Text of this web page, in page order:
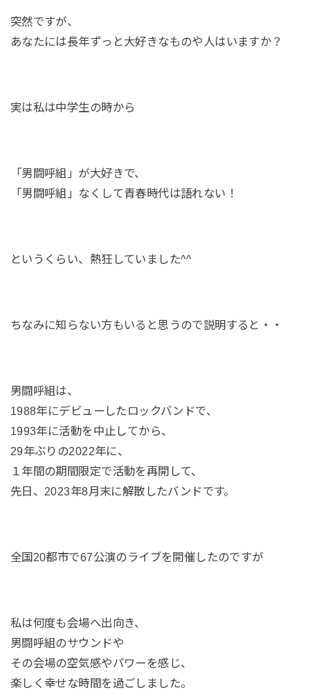
突然ですが、
あなたには長年ずっと大好きなものや人はいますか？
実は私は中学生の時から
「男闘呼組」が大好きで、
「男闘呼組」なくして青春時代は語れない！
というくらい、熱狂していました^^
ちなみに知らない方もいると思うので説明すると・・
男闘呼組は、
1988年にデビューしたロックバンドで、
1993年に活動を中止してから、
29年ぶりの2022年に、
１年間の期間限定で活動を再開して、
先日、2023年8月末に解散したバンドです。
全国20都市で67公演のライブを開催したのですが
私は何度も会場へ出向き、
男闘呼組のサウンドや
その会場の空気感やパワーを感じ、
楽しく幸せな時間を過ごしました。